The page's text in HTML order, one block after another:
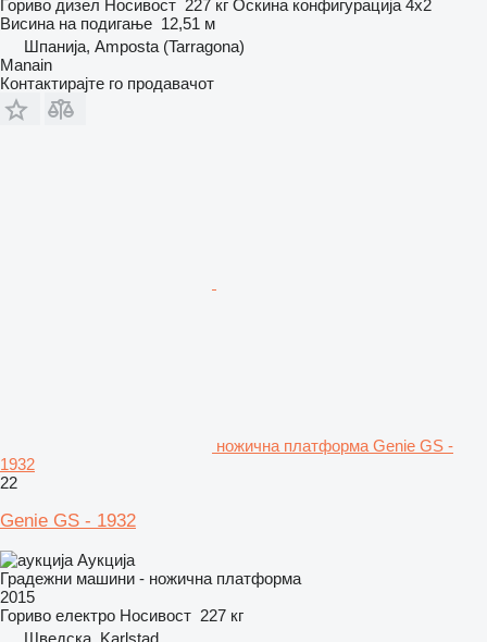
Гориво дизел Носивост 227 кг Оскина конфигурација 4x2
Висина на подигање 12,51 м
Шпанија, Amposta (Tarragona)
Manain
Контактирајте го продавачот
ножична платформа Genie GS -
1932
22
Genie GS - 1932
Аукција
Градежни машини - ножична платформа
2015
Гориво електро Носивост 227 кг
Шведска, Karlstad